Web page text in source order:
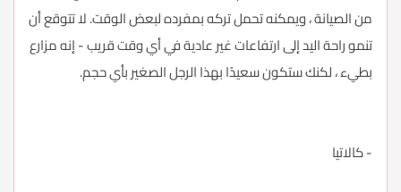
من الصيانة ، ويمكنه تحمل تركه بمفرده لبعض الوقت. لا تتوقع أن
تنمو راحة اليد إلى ارتفاعات غير عادية في أي وقت قريب - إنه مزارع
بطيء ، لكنك ستكون سعيدًا بهذا الرجل الصغير بأي حجم.
- كالاتيا